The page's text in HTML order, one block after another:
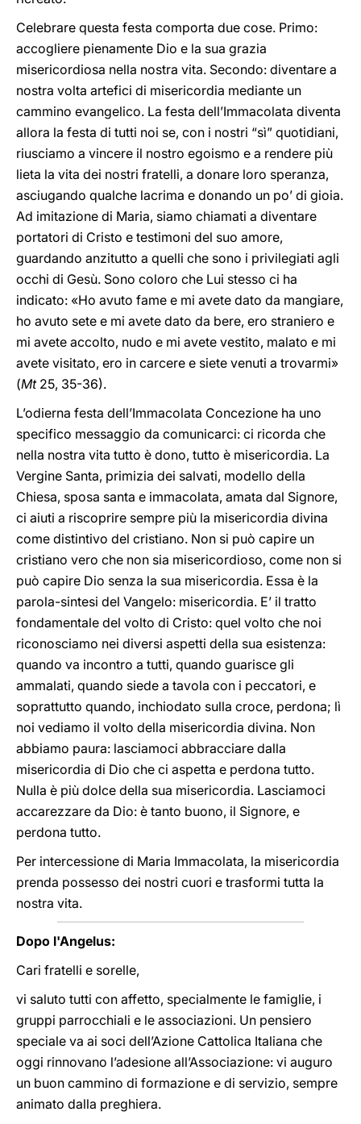
Celebrare questa festa comporta due cose. Primo:
accogliere pienamente Dio e la sua grazia
misericordiosa nella nostra vita. Secondo: diventare a
nostra volta artefici di misericordia mediante un
cammino evangelico. La festa dell’Immacolata diventa
allora la festa di tutti noi se, con i nostri “sì” quotidiani,
riusciamo a vincere il nostro egoismo e a rendere più
lieta la vita dei nostri fratelli, a donare loro speranza,
asciugando qualche lacrima e donando un po’ di gioia.
Ad imitazione di Maria, siamo chiamati a diventare
portatori di Cristo e testimoni del suo amore,
guardando anzitutto a quelli che sono i privilegiati agli
occhi di Gesù. Sono coloro che Lui stesso ci ha
indicato: «Ho avuto fame e mi avete dato da mangiare,
ho avuto sete e mi avete dato da bere, ero straniero e
mi avete accolto, nudo e mi avete vestito, malato e mi
avete visitato, ero in carcere e siete venuti a trovarmi»
(Mt25, 35-36).
L’odierna festa dell’Immacolata Concezione ha uno
specifico messaggio da comunicarci: ci ricorda che
nella nostra vita tutto è dono, tutto è misericordia. La
Vergine Santa, primizia dei salvati, modello della
Chiesa, sposa santa e immacolata, amata dal Signore,
ci aiuti a riscoprire sempre più la misericordia divina
come distintivo del cristiano. Non si può capire un
cristiano vero che non sia misericordioso, come non si
può capire Dio senza la sua misericordia. Essa è la
parola-sintesi del Vangelo: misericordia. E’ il tratto
fondamentale del volto di Cristo: quel volto che noi
riconosciamo nei diversi aspetti della sua esistenza:
quando va incontro a tutti, quando guarisce gli
ammalati, quando siede a tavola con i peccatori, e
soprattutto quando, inchiodato sulla croce, perdona; lì
noi vediamo il volto della misericordia divina. Non
abbiamo paura: lasciamoci abbracciare dalla
misericordia di Dio che ci aspetta e perdona tutto.
Nulla è più dolce della sua misericordia. Lasciamoci
accarezzare da Dio: è tanto buono, il Signore, e
perdona tutto.
Per intercessione di Maria Immacolata, la misericordia
prenda possesso dei nostri cuori e trasformi tutta la
nostra vita.
Dopo l'Angelus:
Cari fratelli e sorelle,
vi saluto tutti con affetto, specialmente le famiglie, i
gruppi parrocchiali e le associazioni. Un pensiero
speciale va ai soci dell’Azione Cattolica Italiana che
oggi rinnovano l’adesione all’Associazione: vi auguro
un buon cammino di formazione e di servizio, sempre
animato dalla preghiera.